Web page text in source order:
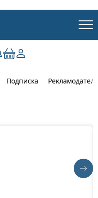
Подписка